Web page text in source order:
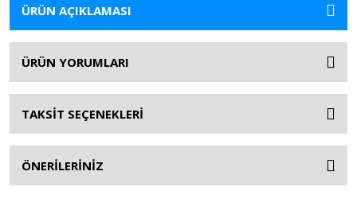
ÜRÜN AÇIKLAMASI
ÜRÜN YORUMLARI
TAKSİT SEÇENEKLERİ
ÖNERİLERİNİZ